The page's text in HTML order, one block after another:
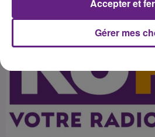
Gérer mes
Accepter et